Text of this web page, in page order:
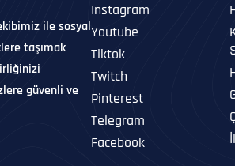
ile sosyal
taşımak
güvenli ve
Instagram
Youtube
Tiktok
Twitch
Pinterest
Telegram
Facebook